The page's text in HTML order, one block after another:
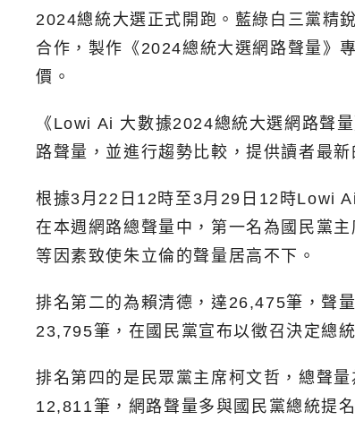
2024總統大選正式開跑。藍綠白三黨精
合作，製作《2024總統大選網路聲量》
價。
《 Lowi Ai 大數據2024總統大選網路聲
路聲量，並進行趨勢比較，提供讀者最
根據3月22日12時至3月29日12時Lowi
在本週網路總聲量中，第一名為國民黨
等因素致使朱立倫的聲量居高不下。
排名第二的為賴清德，達26,475筆，聲
23,795筆，在國民黨宣布以徵召決定總
排名第四的是民眾黨主席柯文哲，總聲
12,811筆，網路聲量多與國民黨總統提